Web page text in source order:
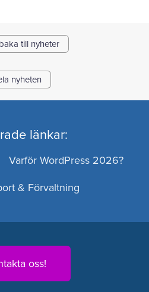
till nyheter
nyheten
länkar:
Varför WordPress 2026?
& Förvaltning
oss!